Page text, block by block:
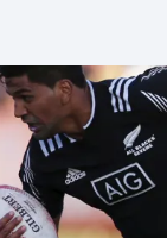
Biatlon
Boby a skeleton
Box